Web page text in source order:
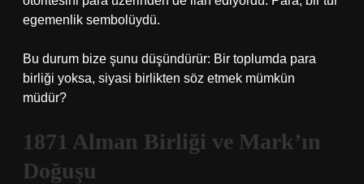
egemenlik sembolüydü.
Bu durum bize şunu düşündürür: Bir toplumda para
birliği yoksa, siyasi birlikten söz etmek mümkün
müdür?
1871 Alman Birliği ve Mark’ın
Doğuşu